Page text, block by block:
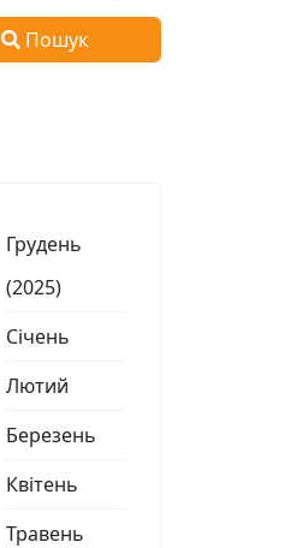
Пошук
Грудень
(2025)
Січень
Лютий
Березень
Квітень
Травень